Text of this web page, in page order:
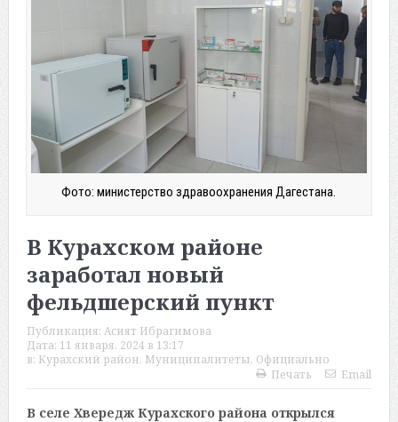
Фото: министерство здравоохранения Дагестана.
В Курахском районе
заработал новый
фельдшерский пункт
Публикация: Асият Ибрагимова
Дата: 11 января, 2024 в 13:17
в: Курахский район, Муниципалитеты, Официально
Печать
Email
В селе Хвередж Курахского района открылся